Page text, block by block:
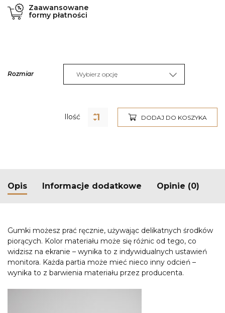
Zaawansowane
formy płatności
Rozmiar
Ilość DODAJ DO KOSZYKA
Opis Informacje dodatkowe Opinie (0)
Gumki możesz prać ręcznie, używając delikatnych środków
piorących. Kolor materiału może się różnic od tego, co
widzisz na ekranie – wynika to z indywidualnych ustawień
monitora. Każda partia może mieć nieco inny odcień –
wynika to z barwienia materiału przez producenta.